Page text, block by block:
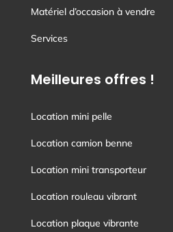
Matériel d’occasion à vendre
Services
Meilleures offres !
Location mini pelle
Location camion benne
Location mini transporteur
Location rouleau vibrant
Location plaque vibrante